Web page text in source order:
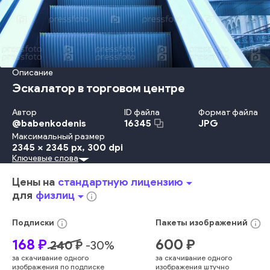
Описание
Эскалатор в торговом центре
Автор
@babenkodenis
ID файла
16345
Формат файла
JPG
Максимальный размер
2345 x 2345 px, 300 dpi
Металл Дорога Перевозка
Движение Отражение Вход Сталь Окно
Коридор
Потолок
Аэропорт
Ступеньки
Движение - Транспорт
Покрытие Пола
Структура Здания Без Людей
Исчезающая Точка
Офисное Здание
Двигаться Вверх
Торговый Центр
Ключевые слова
Цены на стандартную лицензиюarrow_drop_down
для физлицarrow_drop_downinfo_outline
Подписки info_outline
168 ₽ 240₽ -30%
за скачивание одного
изображения по подписке
Пакеты изображений info_outline
600 ₽
за скачивание одного
изображения штучно